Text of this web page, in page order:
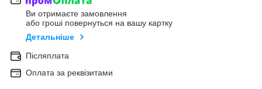
Ви отримаєте замовлення
або гроші повернуться на вашу картку
Детальніше
Післяплата
Оплата за реквізитами